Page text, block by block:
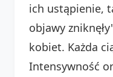
ich ustąpienie,
objawy
kobiet. Każda
Intensywność